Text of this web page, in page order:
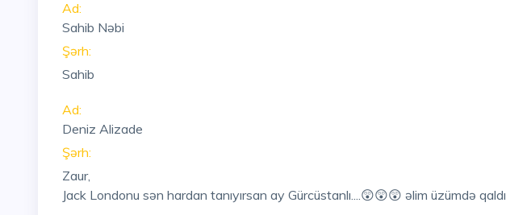
Ad:
Sahib Nəbi
Şərh:
Sahib
Ad:
Deniz Alizade
Şərh:
Zaur,
Jack Londonu sən hardan tanıyırsan ay Gürcüstanlı....😲😲😲 əlim üzümdə qaldı